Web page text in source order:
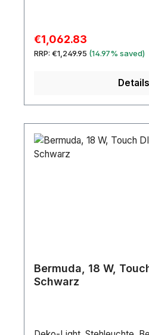
Sale price:
€1,062.83
RRP: Regular price:
€1,249.95 (14.97% saved)
Details
Bermuda, 18 W,
Schwarz